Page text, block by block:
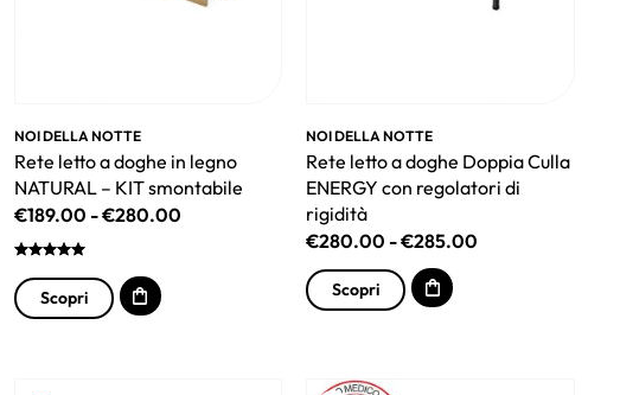
NOI DELLA NOTTE
Rete letto a doghe in legno
NATURAL – KIT smontabile
€189.00 -€280.00
Scopri
NOI DELLA NOTTE
Rete letto a doghe Doppia Culla
ENERGY con regolatori di
rigidità
€280.00 -€285.00
Scopri